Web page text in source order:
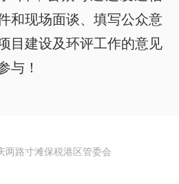
和现场面谈、填写公众意
目建设及环评工作的意见
与！
两路寸滩保税港区管委会